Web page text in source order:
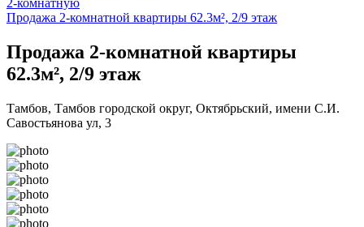
2-комнатную
Продажа 2-комнатной квартиры 62.3м², 2/9 этаж
Продажа 2-комнатной квартиры
62.3м², 2/9 этаж
Тамбов, Тамбов городской округ, Октябрьский, имени С.И.
Савостьянова ул, 3